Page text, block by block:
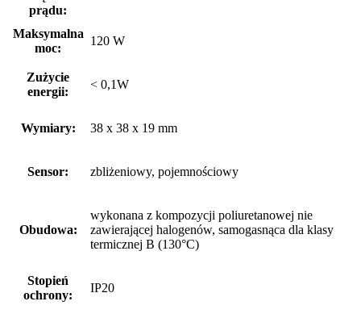
prądu:
Maksymalna
moc:
120 W
Zużycie
energii:
< 0,1W
Wymiary: 38 x 38 x 19 mm
Sensor: zbliżeniowy, pojemnościowy
Obudowa:
wykonana z kompozycji poliuretanowej nie
zawierającej halogenów, samogasnąca dla klasy
termicznej B (130°C)
Stopień
ochrony:
IP20